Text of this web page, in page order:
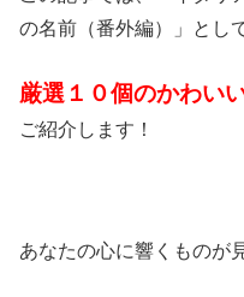
の名前（番外編）」として
厳選１０個のかわい
ご紹介します！
あなたの心に響くものが